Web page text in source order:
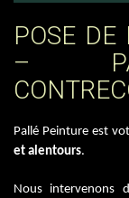
POSE DE
–
Pallé Peinture est
et alentours.
Nous intervenons